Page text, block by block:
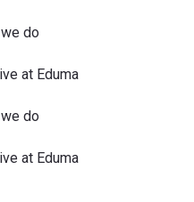
do
at Eduma
do
at Eduma